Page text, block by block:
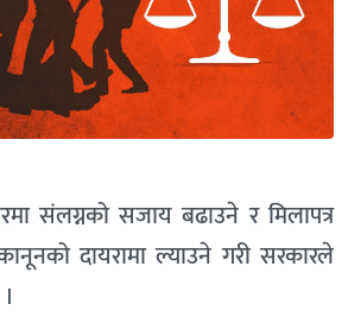
संलग्नको सजाय बढाउने र मिलापत्र
दायरामा ल्याउने गरी सरकारले